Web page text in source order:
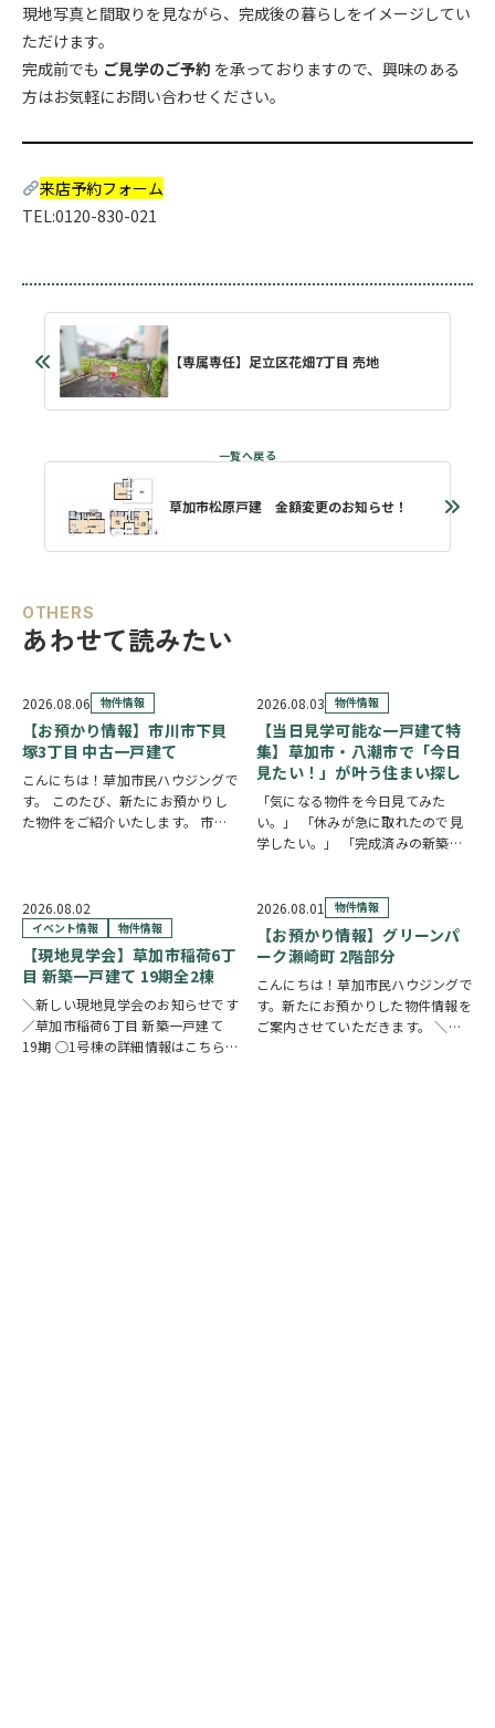
現地写真と間取りを見ながら、完成後の暮らしをイメージしてい
ただけます。
完成前でも ご見学のご予約 を承っておりますので、興味のある
方はお気軽にお問い合わせください。
来店予約フォーム
TEL:0120-830-021
【専属専任】足立区花畑7丁目 売地
草加市松原戸建 金額変更のお知らせ！
OTHERS
あわせて読みたい
2026.08.06 物件情報
【お預かり情報】市川市下貝
塚3丁目 中古一戸建て
こんにちは！草加市民ハウジングで
す。 このたび、新たにお預かりし
た物件をご紹介いたします。 市川
https://www.century21soka.com/st/s…
2026.08.03 物件情報
【当日見学可能な一戸建て特
集】草加市・八潮市で「今日
見たい！」が叶う住まい探し
「気になる物件を今日見てみた
い。」 「休みが急に取れたので見
学したい。」 「完成済みの新築を
一戸建て】です。 草加市民ハウジ
ングでは、草加市・八潮市を中心
に、当日ご案内可能な完…
2026.08.02
イベント情報 物件情報
【現地見学会】草加市稲荷6丁
目 新築一戸建て 19期全2棟
＼新しい現地見学会のお知らせです
／草加市稲荷6丁目 新築一戸建て
19期 ○1号棟の詳細情報はこちら
2026.08.01 物件情報
【お預かり情報】グリーンパ
ーク瀬崎町 2階部分
こんにちは！草加市民ハウジングで
す。新たにお預かりした物件情報を
ご案内させていただきます。 ＼弊